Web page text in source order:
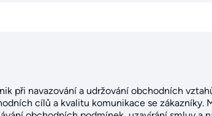
při navazování a udržování obchodních
cílů a kvalitu komunikace se zákazníky.